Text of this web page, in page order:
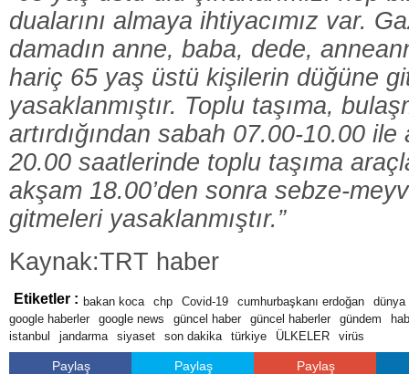
dualarını almaya ihtiyacımız var.
damadın anne, baba, dede,
hariç 65 yaş üstü kişilerin düğüne
yasaklanmıştır. Toplu taşıma,
artırdığından sabah 07.00-10.00
20.00 saatlerinde toplu taşıma
akşam 18.00’den sonra sebze-
gitmeleri yasaklanmıştır.”
Kaynak:TRT haber
Etiketler : bakan koca chp Covid-19 cumhurbaşkanı erdoğan
dünya
google haberler
google news güncel haber güncel haberler gündem
istanbul
jandarma siyaset son dakika türkiye ÜLKELER virüs
Paylaş Paylaş Paylaş